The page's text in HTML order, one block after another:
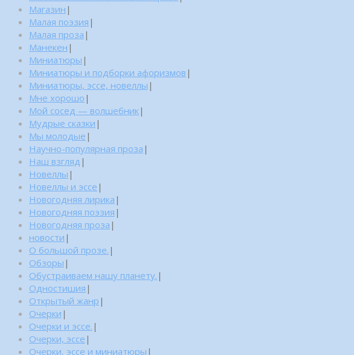
Магазин |
Малая поэзия |
Малая проза |
Манекен |
Миниатюры |
Миниатюры и подборки афоризмов |
Миниатюры, эссе, новеллы |
Мне хорошо |
Мой сосед — волшебник|
Мудрые сказки |
Мы молодые |
Научно-популярная проза |
Наш взгляд |
Новеллы |
Новеллы и эссе |
Новогодняя лирика |
Новогодняя поэзия |
Новогодняя проза |
новости |
О большой прозе. |
Обзоры |
Обустраиваем нашу планету. |
Одностишия |
Открытый жанр |
Очерки |
Очерки и эссе. |
Очерки, эссе |
Очерки, эссе и миниатюры |